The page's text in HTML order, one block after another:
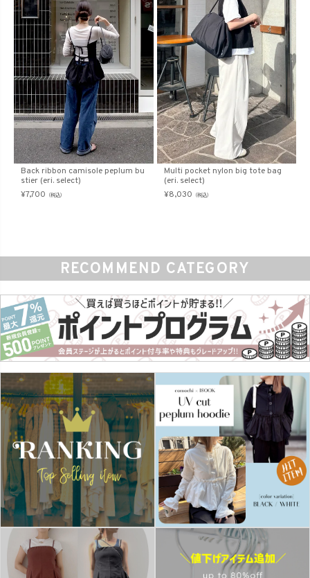
Back ribbon camisole peplum bu
stier (eri. select)
¥7,700 （税込）
Multi pocket nylon big tote bag
(eri. select)
¥8,030 （税込）
RECOMMEND CATEGORY